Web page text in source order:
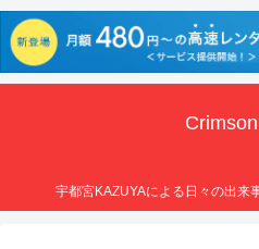
宇都宮KAZUYAによる日々の出来